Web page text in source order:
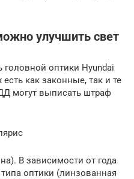
улучшить свет
головной оптики Hyundai
как законные, так и те
могут выписать штраф
В зависимости от года
оптики (линзованная